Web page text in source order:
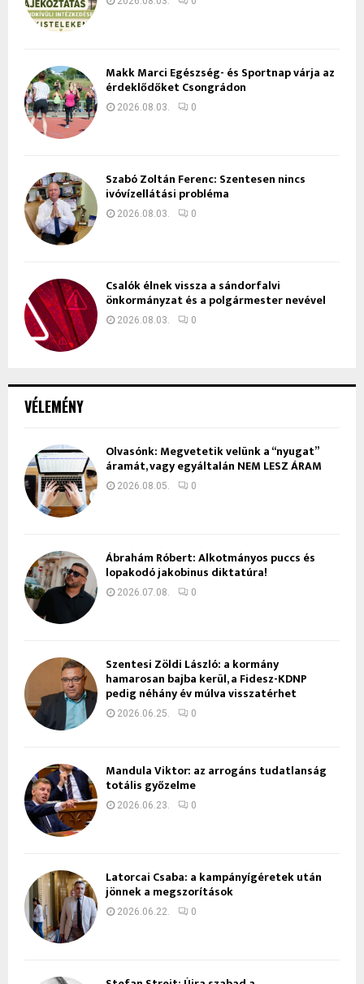
VÉLEMÉNY
Olvasónk: Megvetetik velünk a “nyugat”
áramát, vagy egyáltalán NEM LESZ ÁRAM
2026.08.05. 0
Ábrahám Róbert: Alkotmányos puccs és
lopakodó jakobinus diktatúra!
2026.07.08. 0
Szentesi Zöldi László: a kormány
hamarosan bajba kerül, a Fidesz-KDNP
pedig néhány év múlva visszatérhet
2026.06.25. 0
Mandula Viktor: az arrogáns tudatlanság
totális győzelme
2026.06.23. 0
Latorcai Csaba: a kampányígéretek után
jönnek a megszorítások
2026.06.22. 0
Makk Marci Egészség- és Sportnap várja az
érdeklődőket Csongrádon
2026.08.03. 0
Szabó Zoltán Ferenc: Szentesen nincs
ivóvízellátási probléma
2026.08.03. 0
Csalók élnek vissza a sándorfalvi
önkormányzat és a polgármester nevével
2026.08.03. 0